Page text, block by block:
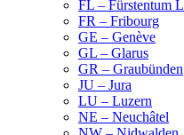
FL – Fürstentum
FR – Fribourg
GE – Genève
GL – Glarus
GR – Graubünden
JU – Jura
LU – Luzern
NE – Neuchâtel